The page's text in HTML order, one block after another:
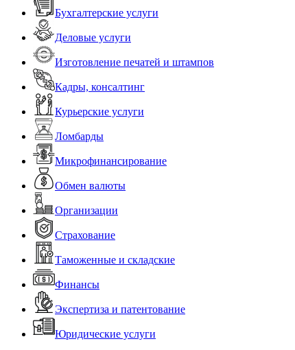
Бухгалтерские услуги
Деловые услуги
Изготовление печатей и штампов
Кадры, консалтинг
Курьерские услуги
Ломбарды
Микрофинансирование
Обмен валюты
Организации
Страхование
Таможенные и складские
Финансы
Экспертиза и патентование
Юридические услуги